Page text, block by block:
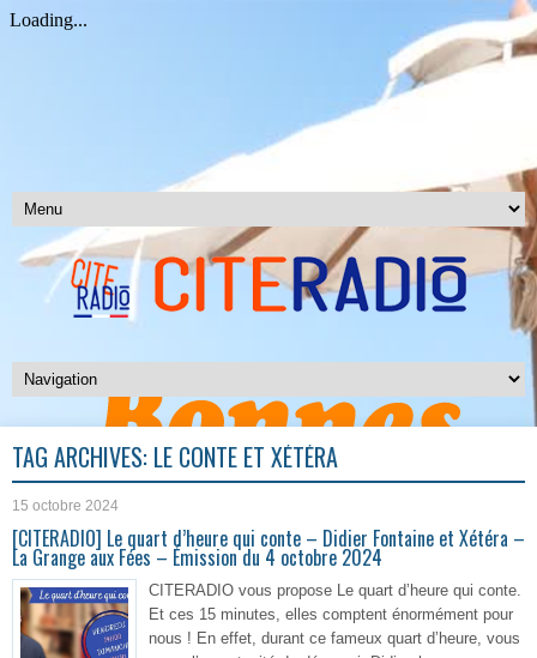
TAG ARCHIVES: LE CONTE ET XÉTÉRA
15 octobre 2024
[CITERADIO] Le quart d’heure qui conte – Didier Fontaine et Xétéra –
La Grange aux Fées – Émission du 4 octobre 2024
CITERADIO vous propose Le quart d’heure qui conte.
Et ces 15 minutes, elles comptent énormément pour
nous ! En effet, durant ce fameux quart d’heure, vous